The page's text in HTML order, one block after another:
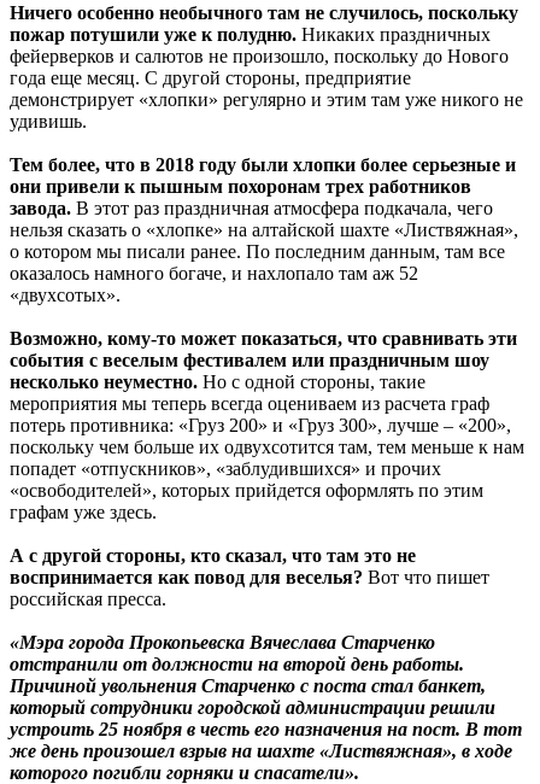
Ничего особенно необычного там не случилось, поскольку
пожар потушили уже к полудню. Никаких праздничных
фейерверков и салютов не произошло, поскольку до Нового
года еще месяц. С другой стороны, предприятие
демонстрирует «хлопки» регулярно и этим там уже никого не
удивишь.
Тем более, что в 2018 году были хлопки более серьезные и
они привели к пышным похоронам трех работников
завода. В этот раз праздничная атмосфера подкачала, чего
нельзя сказать о «хлопке» на алтайской шахте «Листвяжная»,
о котором мы писали ранее. По последним данным, там все
оказалось намного богаче, и нахлопало там аж 52
«двухсотых».
Возможно, кому-то может показаться, что сравнивать эти
события с веселым фестивалем или праздничным шоу
несколько неуместно. Но с одной стороны, такие
мероприятия мы теперь всегда оцениваем из расчета граф
потерь противника: «Груз 200» и «Груз 300», лучше – «200»,
поскольку чем больше их одвухсотится там, тем меньше к нам
попадет «отпускников», «заблудившихся» и прочих
«освободителей», которых прийдется оформлять по этим
графам уже здесь.
А с другой стороны, кто сказал, что там это не
воспринимается как повод для веселья? Вот что пишет
российская пресса.
«Мэра города Прокопьевска Вячеслава Старченко
отстранили от должности на второй день работы.
Причиной увольнения Старченко с поста стал банкет,
который сотрудники городской администрации решили
устроить 25 ноября в честь его назначения на пост. В тот
же день произошел взрыв на шахте «Листвяжная», в ходе
которого погибли горняки и спасатели».